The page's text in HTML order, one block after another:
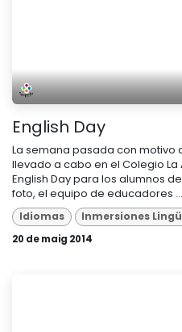
English Day
La semana pasada con motivo
llevado a cabo en el Colegio
English Day para los alumnos
foto, el equipo de educadores ...
Idiomas Inmersiones
20 de maig 2014